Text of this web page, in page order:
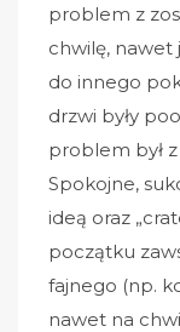
problem z
chwilę, nawet
do innego
drzwi były
problem był
Spokojne,
ideą oraz
początku
fajnego (np.
nawet na